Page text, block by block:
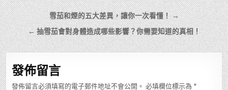
文
章
導
覽
雪茄和煙的五大差異，讓你一次看懂！ →
← 抽雪茄會對身體造成哪些影響？你需要知道的真相！
發佈留言
發佈留言必須填寫的電子郵件地址不會公開。 必填欄位標示為 *